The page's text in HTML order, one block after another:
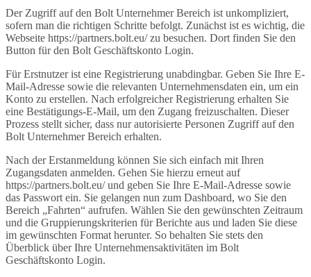
Der Zugriff auf den Bolt Unternehmer Bereich ist unkompliziert,
sofern man die richtigen Schritte befolgt. Zunächst ist es wichtig, die
Webseite https://partners.bolt.eu/ zu besuchen. Dort finden Sie den
Button für den Bolt Geschäftskonto Login.
Für Erstnutzer ist eine Registrierung unabdingbar. Geben Sie Ihre E-
Mail-Adresse sowie die relevanten Unternehmensdaten ein, um ein
Konto zu erstellen. Nach erfolgreicher Registrierung erhalten Sie
eine Bestätigungs-E-Mail, um den Zugang freizuschalten. Dieser
Prozess stellt sicher, dass nur autorisierte Personen Zugriff auf den
Bolt Unternehmer Bereich erhalten.
Nach der Erstanmeldung können Sie sich einfach mit Ihren
Zugangsdaten anmelden. Gehen Sie hierzu erneut auf
https://partners.bolt.eu/ und geben Sie Ihre E-Mail-Adresse sowie
das Passwort ein. Sie gelangen nun zum Dashboard, wo Sie den
Bereich „Fahrten“ aufrufen. Wählen Sie den gewünschten Zeitraum
und die Gruppierungskriterien für Berichte aus und laden Sie diese
im gewünschten Format herunter. So behalten Sie stets den
Überblick über Ihre Unternehmensaktivitäten im Bolt
Geschäftskonto Login.